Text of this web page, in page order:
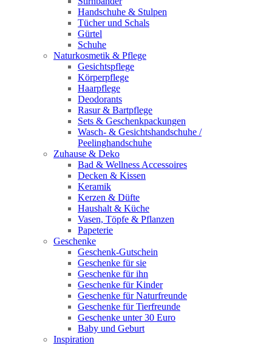
Handschuhe & Stulpen
Tücher und Schals
Gürtel
Schuhe
Naturkosmetik & Pflege
Gesichtspflege
Körperpflege
Haarpflege
Deodorants
Rasur & Bartpflege
Sets & Geschenkpackungen
Wasch‑ & Gesichtshandschuhe /
Peelinghandschuhe
Zuhause & Deko
Bad & Wellness Accessoires
Decken & Kissen
Keramik
Kerzen & Düfte
Haushalt & Küche
Vasen, Töpfe & Pflanzen
Papeterie
Geschenke
Geschenk-Gutschein
Geschenke für sie
Geschenke für ihn
Geschenke für Kinder
Geschenke für Naturfreunde
Geschenke für Tierfreunde
Geschenke unter 30 Euro
Baby und Geburt
Inspiration